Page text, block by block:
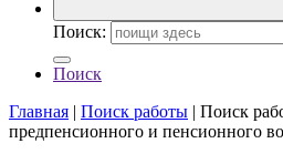
Поиск:
Поиск
Главная | Поиск работы | Поиск
предпенсионного и пенсионного